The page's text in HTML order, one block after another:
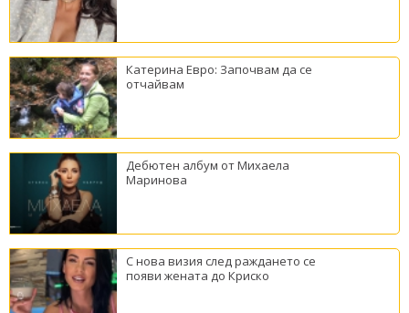
Катерина Евро: Започвам да се
отчайвам
Дебютен албум от Михаела
Маринова
С нова визия след раждането се
появи жената до Криско